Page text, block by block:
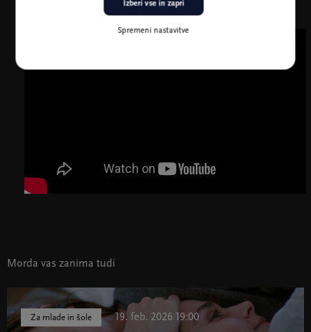
Morda vas zanima tudi
Za mlade in šole 19. feb. 2026 19:00
Spremeni nastavitve
Izberi vse in zapri